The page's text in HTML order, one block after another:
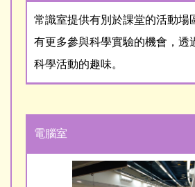
常識室提供有別於課堂的活動場
有更多參與科學實驗的機會，透
科學活動的趣味。
電腦室